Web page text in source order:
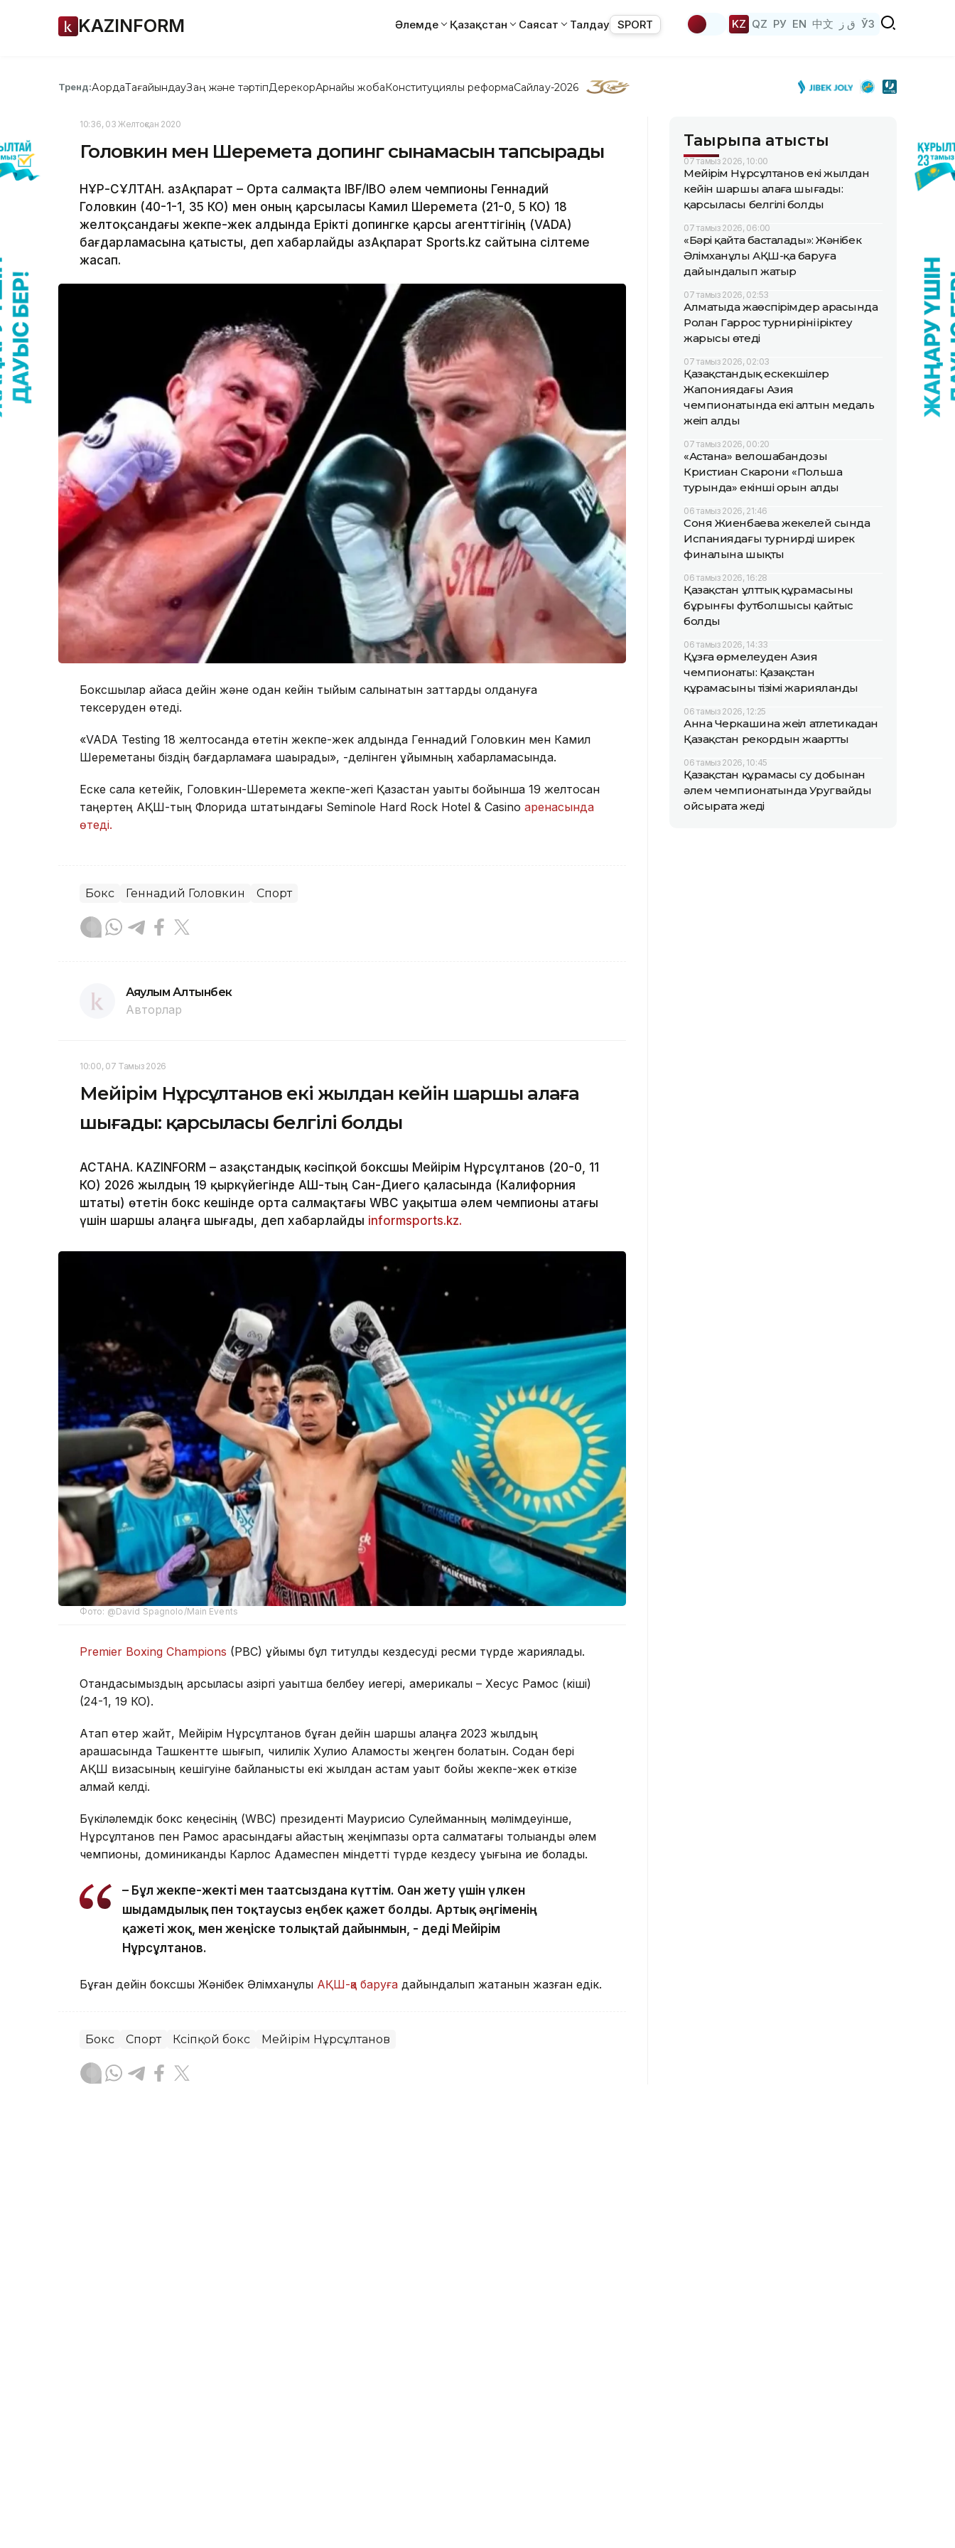
KAZINFORM Әлемде Қазақстан Саясат Талдау SPORT KZ QZ РУ EN 中文 ق ز ЎЗ
Тренд:АқордаТағайындауЗаң және тәртіпДерекқорАрнайы жобаКонституциялық реформаСайлау-2026
10:36, 03 Желтоқсан 2020
Головкин мен Шеремета допинг сынамасын тапсырады
НҰР-СҰЛТАН. ҚазАқпарат – Орта салмақта IBF/IBO әлем чемпионы Геннадий
Головкин (40-1-1, 35 КО) мен оның қарсыласы Камил Шеремета (21-0, 5 КО) 18
желтоқсандағы жекпе-жек алдында Ерікті допингке қарсы агенттігінің (VADA)
бағдарламасына қатысты, деп хабарлайды ҚазАқпарат Sports.kz сайтына сілтеме
жасап.
Боксшылар айқасқа дейін және одан кейін тыйым салынатын заттарды қолдануға
тексеруден өтеді.
«VADA Testing 18 желтоқсанда өтетін жекпе-жек алдында Геннадий Головкин мен Камил
Шереметаны біздің бағдарламаға шақырады», -делінген ұйымның хабарламасында.
Еске сала кетейік, Головкин-Шеремета жекпе-жегі Қазақстан уақыты бойынша 19 желтоқсан
таңертең АҚШ-тың Флорида штатындағы Seminole Hard Rock Hotel & Casino аренасында
өтеді.
Бокс Геннадий Головкин Спорт
Аяулым Алтынбек
Авторлар
10:00, 07 Тамыз 2026
Мейірім Нұрсұлтанов екі жылдан кейін шаршы алаңға
шығады: қарсыласы белгілі болды
АСТАНА. KAZINFORM – Қазақстандық кәсіпқой боксшы Мейірім Нұрсұлтанов (20-0, 11
КО) 2026 жылдың 19 қыркүйегінде АҚШ-тың Сан-Диего қаласында (Калифорния
штаты) өтетін бокс кешінде орта салмақтағы WBC уақытша әлем чемпионы атағы
үшін шаршы алаңға шығады, деп хабарлайды informsports.kz.
Фото: @David Spagnolo/Main Events
Premier Boxing Champions (PBC) ұйымы бұл титулдық кездесуді ресми түрде жариялады.
Отандасымыздың қарсыласы қазіргі уақытша белбеу иегері, америкалық – Хесус Рамос (кіші)
(24-1, 19 КО).
Атап өтер жайт, Мейірім Нұрсұлтанов бұған дейін шаршы алаңға 2023 жылдың
қарашасында Ташкентте шығып, чилилік Хулио Аламосты жеңген болатын. Содан бері
АҚШ визасының кешігуіне байланысты екі жылдан астам уақыт бойы жекпе-жек өткізе
алмай келді.
Бүкіләлемдік бокс кеңесінің (WBC) президенті Маурисио Сулейманның мәлімдеуінше,
Нұрсұлтанов пен Рамос арасындағы айқастың жеңімпазы орта салмақтағы толыққанды әлем
чемпионы, доминикандық Карлос Адамеспен міндетті түрде кездесу құқығына ие болады.
– Бұл жекпе-жекті мен тағатсыздана күттім. Оған жету үшін үлкен
шыдамдылық пен тоқтаусыз еңбек қажет болды. Артық әңгіменің
қажеті жоқ, мен жеңіске толықтай дайынмын, - деді Мейірім
Нұрсұлтанов.
Бұған дейін боксшы Жәнібек Әлімханұлы АҚШ-қа баруға дайындалып жатқанын жазған едік.
Бокс Спорт Кәсіпқой бокс Мейірім Нұрсұлтанов
Тақырыпқа қатысты
07 тамыз 2026, 10:00
Мейірім Нұрсұлтанов екі жылдан
кейін шаршы алаңға шығады:
қарсыласы белгілі болды
07 тамыз 2026, 06:00
«Бәрі қайта басталады»: Жәнібек
Әлімханұлы АҚШ-қа баруға
дайындалып жатыр
07 тамыз 2026, 02:53
Алматыда жаөспірімдер арасында
Ролан Гаррос турнирінің іріктеу
жарысы өтеді
07 тамыз 2026, 02:03
Қазақстандық ескекшілер
Жапониядағы Азия
чемпионатында екі алтын медаль
жеңіп алды
07 тамыз 2026, 00:20
«Астана» велошабандозы
Кристиан Скарони «Польша
турында» екінші орын алды
06 тамыз 2026, 21:46
Соня Жиенбаева жекелей сында
Испаниядағы турнирдің ширек
финалына шықты
06 тамыз 2026, 16:28
Қазақстан ұлттық құрамасының
бұрынғы футболшысы қайтыс
болды
06 тамыз 2026, 14:33
Құзға өрмелеуден Азия
чемпионаты: Қазақстан
құрамасының тізімі жарияланды
06 тамыз 2026, 12:25
Анна Черкашина жеңіл атлетикадан
Қазақстан рекордын жаңартты
06 тамыз 2026, 10:45
Қазақстан құрамасы су добынан
әлем чемпионатында Уругвайды
ойсырата жеңді